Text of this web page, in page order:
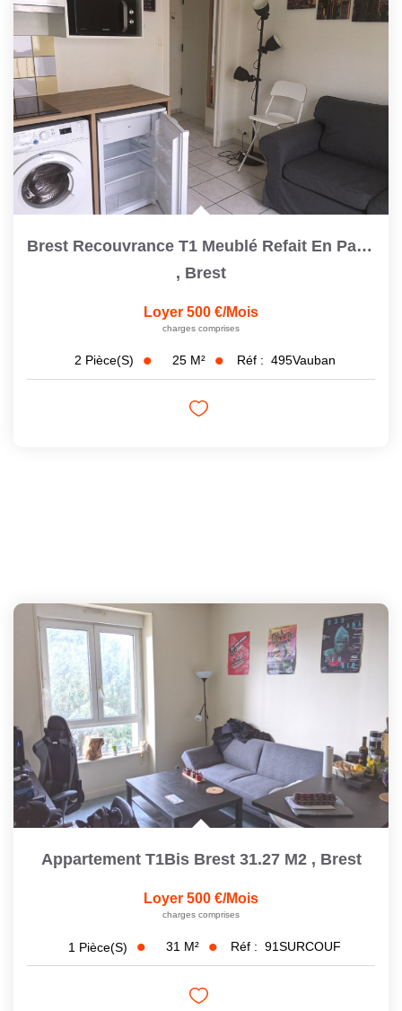
Brest Recouvrance T1 Meublé Refait En Parfait État
, Brest
Loyer 500 €/mois
charges comprises
2 Pièce(s) 25 M² Réf : 495Vauban
Appartement T1Bis Brest 31.27 M2 , Brest
Loyer 500 €/mois
charges comprises
1 Pièce(s) 31 M² Réf : 91SURCOUF